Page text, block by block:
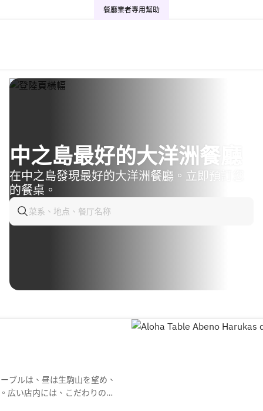
餐廳業者專用幫助
中之島最好的大洋洲餐廳
在中之島發現最好的大洋洲餐廳。立即預訂您
的餐桌。
ブルは、昼は生駒山を望め、
広い店内には、こだわりの家